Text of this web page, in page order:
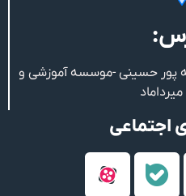
پور حسینی -موسسه آموزشی و
اجتماعی